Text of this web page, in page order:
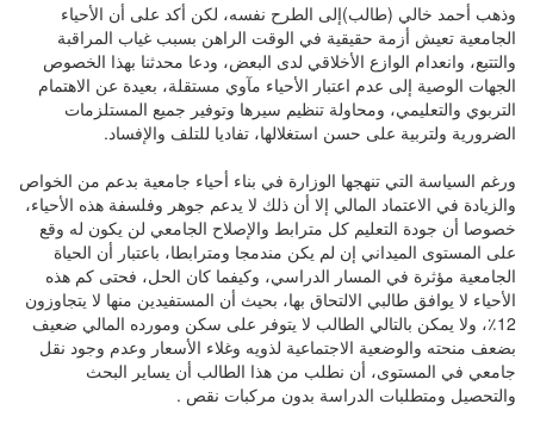
وذهب أحمد خالي (طالب)إلى الطرح نفسه، لكن أكد على أن الأحياء
الجامعية تعيش أزمة حقيقية في الوقت الراهن بسبب غياب المراقبة
والتتبع، وانعدام الوازع الأخلاقي لدى البعض، ودعا محدثنا بهذا الخصوص
الجهات الوصية إلى عدم اعتبار الأحياء مآوي مستقلة، بعيدة عن الاهتمام
التربوي والتعليمي، ومحاولة تنظيم سيرها وتوفير جميع المستلزمات
الضرورية ولتربية على حسن استغلالها، تفاديا للتلف والإفساد.
ورغم السياسة التي تنهجها الوزارة في بناء أحياء جامعية بدعم من الخواص
والزيادة في الاعتماد المالي إلا أن ذلك لا يدعم جوهر وفلسفة هذه الأحياء،
خصوصا أن جودة التعليم كل مترابط والإصلاح الجامعي لن يكون له وقع
على المستوى الميداني إن لم يكن مندمجا ومترابطا، باعتبار أن الحياة
الجامعية مؤثرة في المسار الدراسي، وكيفما كان الحل، فحتى كم هذه
الأحياء لا يوافق طالبي الالتحاق بها، بحيث أن المستفيدين منها لا يتجاوزون
12٪، ولا يمكن بالتالي الطالب لا يتوفر على سكن ومورده المالي ضعيف
بضعف منحته والوضعية الاجتماعية لذويه وغلاء الأسعار وعدم وجود نقل
جامعي في المستوى، أن نطلب من هذا الطالب أن يساير البحث
والتحصيل ومتطلبات الدراسة بدون مركبات نقص .